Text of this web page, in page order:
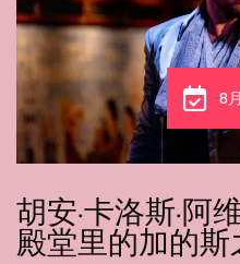
8
新秀的老灵魂：
雷拉